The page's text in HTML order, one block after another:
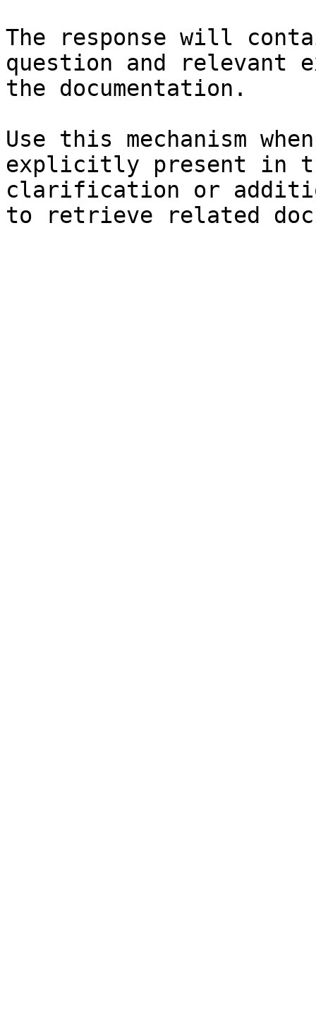
The response will
question and relevant
the documentation.
Use this mechanism
explicitly present in
clarification or